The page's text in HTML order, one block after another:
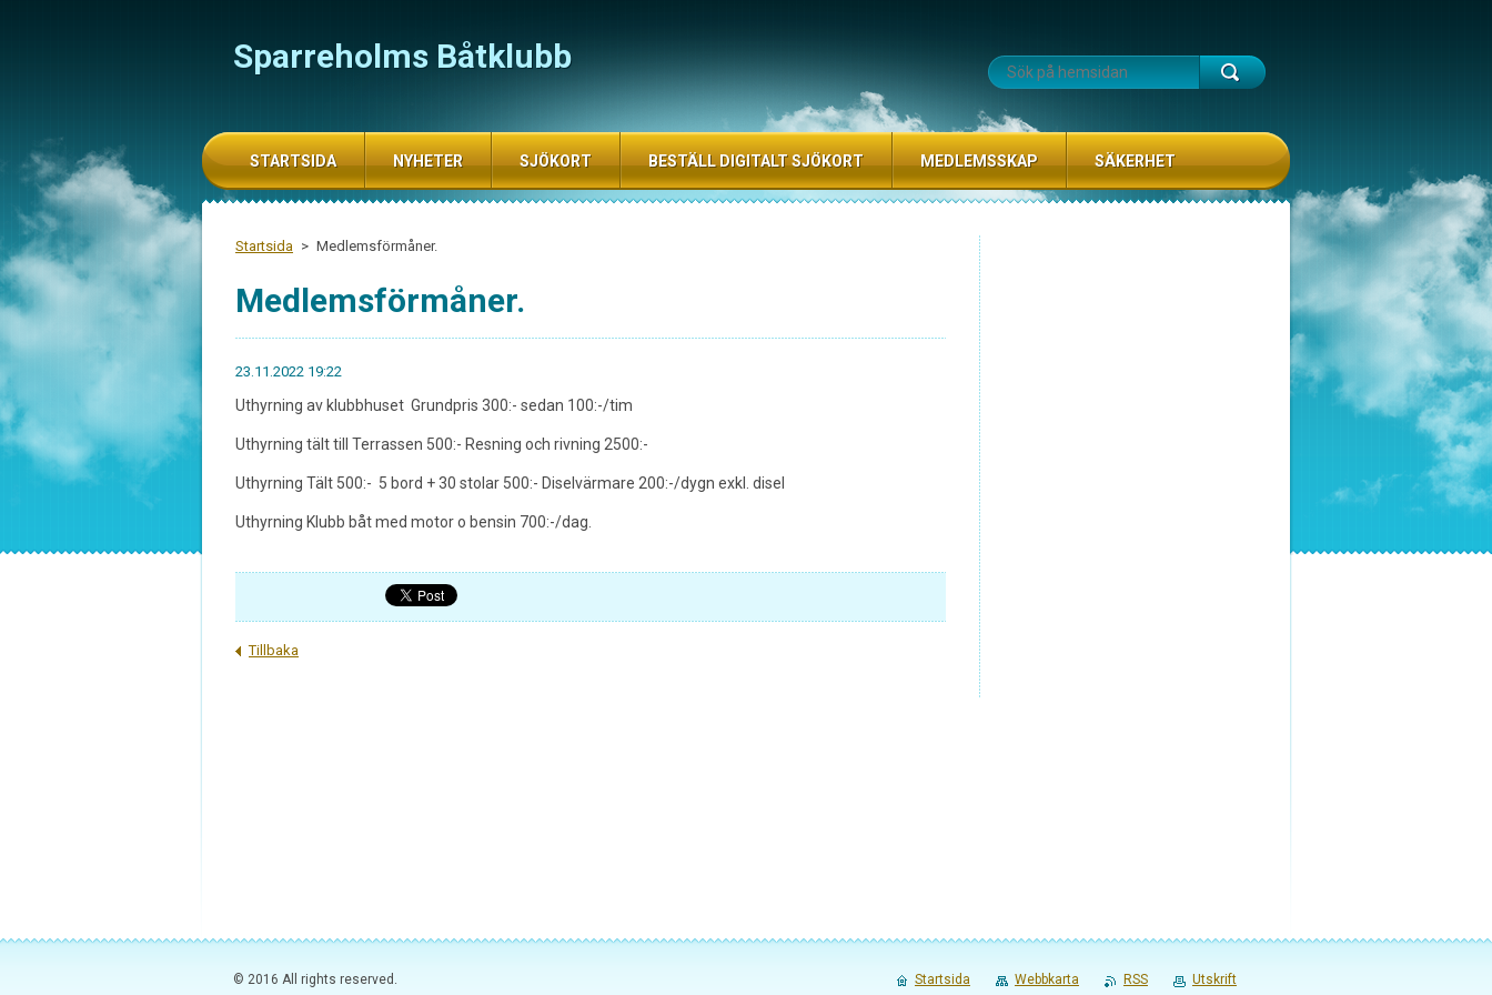
Sparreholms Båtklubb
Startsida > Medlemsförmåner.
Medlemsförmåner.
23.11.2022 19:22
Uthyrning av klubbhuset Grundpris 300:- sedan 100:-/tim
Uthyrning tält till Terrassen 500:- Resning och rivning 2500:-
Uthyrning Tält 500:- 5 bord + 30 stolar 500:- Diselvärmare 200:-/dygn exkl. disel
Uthyrning Klubb båt med motor o bensin 700:-/dag.
Tillbaka
STARTSIDA NYHETER SJÖKORT BESTÄLL DIGITALT SJÖKORT MEDLEMSSKAP SÄKERHET
© 2016 All rights reserved. Startsida Webbkarta RSS Utskrift